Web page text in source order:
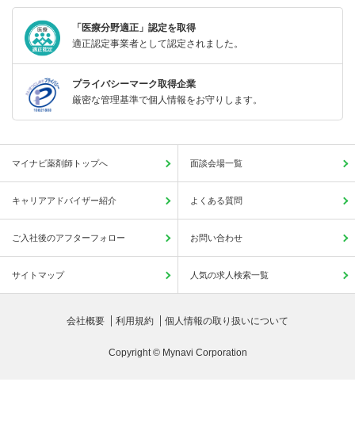
「医療分野適正」認定を取得
適正認定事業者として認定されました。
プライバシーマーク取得企業
厳密な管理基準で個人情報をお守りします。
マイナビ薬剤師トップへ 面談会場一覧
キャリアアドバイザー紹介 よくある質問
ご入社後のアフターフォロー お問い合わせ
サイトマップ 人気の求人検索一覧
会社概要 利用規約 個人情報の取り扱いについて
Copyright © Mynavi Corporation